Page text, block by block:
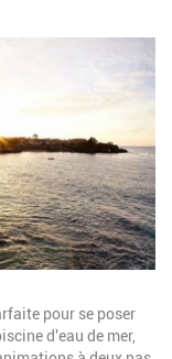
pour se poser
d'eau de mer,